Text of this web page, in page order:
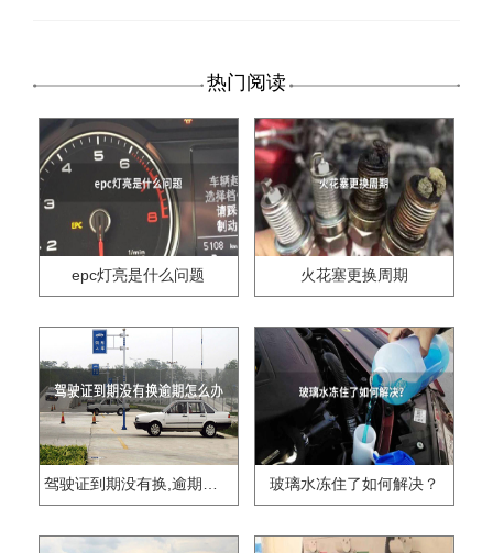
热门阅读
epc灯亮是什么问题 火花塞更换周期
驾驶证到期没有换,逾期怎么办?? 玻璃水冻住了如何解决？